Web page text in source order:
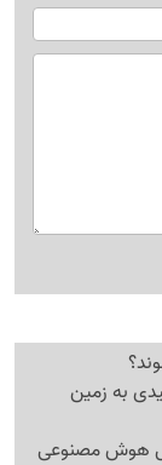
به زمین
هوش مصنوعی